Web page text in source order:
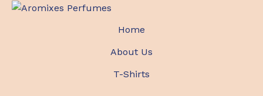
Home
About Us
T-Shirts